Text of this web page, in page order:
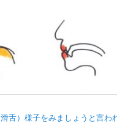
舌）様子をみましょうと言